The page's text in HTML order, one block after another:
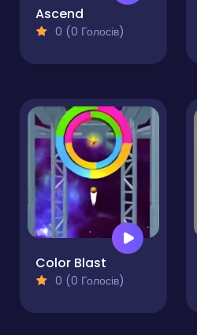
Ascend
0 (0 Голосів)
Color Blast
0 (0 Голосів)